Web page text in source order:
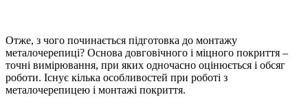
Отже, з чого починається підготовка до монтажу
металочерепиці? Основа довговічного і міцного покриття –
точні вимірювання, при яких одночасно оцінюється і обсяг
роботи. Існує кілька особливостей при роботі з
металочерепицею і монтажі покриття.